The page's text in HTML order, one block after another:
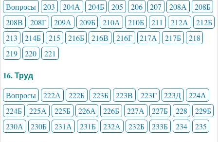
Вопросы 203 204А 204Б 205 206 207 208А
208Б
208В
208Г 209А 209Б 210А 210Б 211 212А
212Б
213
214Б 215 216Б 216В 216Г 217А 217Б
218
219
220 221
16. Труд
Вопросы 222А 222Б 223Б 223В 223Г 223Д
224А
224Б
225А 225Б 226А 226Б 227А 227Б 228
229Б
230А
230Б 231А 231Б 232А 232Б 233Б 234 235